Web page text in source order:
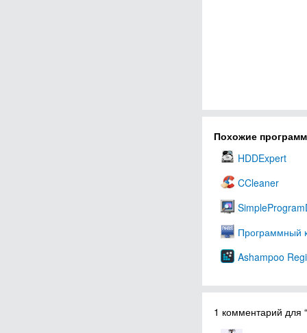
Похожие
HDDExpert
CCleaner
Программный
Ashampoo
1 комментарий для